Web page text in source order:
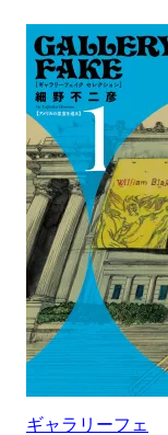
ギャラリーフェ